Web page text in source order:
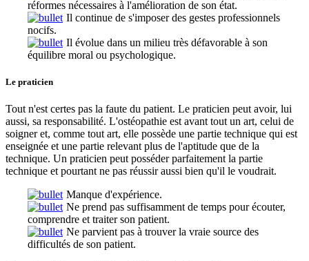
réformes nécessaires à l'amélioration de son état.
Il continue de s'imposer des gestes professionnels
nocifs.
Il évolue dans un milieu très défavorable à son
équilibre moral ou psychologique.
Le praticien
Tout n'est certes pas la faute du patient. Le praticien peut avoir, lui
aussi, sa responsabilité. L'ostéopathie est avant tout un art, celui de
soigner et, comme tout art, elle possède une partie technique qui est
enseignée et une partie relevant plus de l'aptitude que de la
technique. Un praticien peut posséder parfaitement la partie
technique et pourtant ne pas réussir aussi bien qu'il le voudrait.
Manque d'expérience.
Ne prend pas suffisamment de temps pour écouter,
comprendre et traiter son patient.
Ne parvient pas à trouver la vraie source des
difficultés de son patient.